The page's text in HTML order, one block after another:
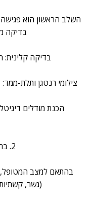
השלב הראשון הוא
בדיקה
בדיקה קלינית:
צילומי רנטגן ותלת-
הכנת מודלים
2. בחירת שיטת הטיפול
בהתאם למצב המטופל,
(גשר,